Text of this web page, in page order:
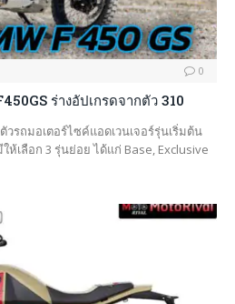
0
ร่างอัปเกรดจากตัว 310
วรถมอเตอร์ไซค์แอดเวนเจอร์รุ่นเริ่มต้น
ห้เลือก 3 รุ่นย่อย ได้แก่ Base, Exclusive